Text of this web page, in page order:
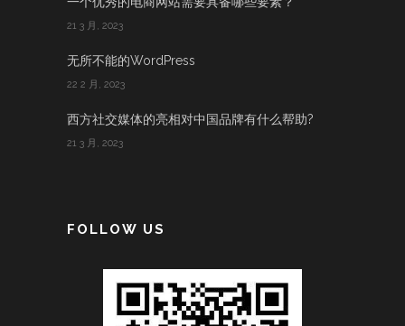
21 3 月, 2023
无所不能的WordPress
22 2 月, 2023
西方社交媒体的亮相对中国品牌有什么帮助?
21 3 月, 2023
FOLLOW US